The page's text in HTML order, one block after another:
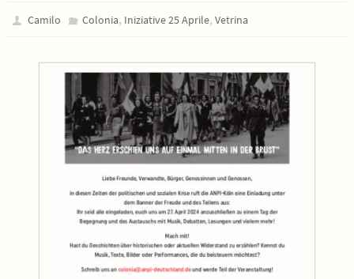
Camilo Colonia, Iniziative 25 Aprile, Vetrina